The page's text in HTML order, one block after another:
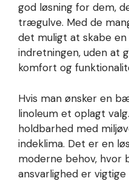
god løsning for dem,
trægulve. Med de
det muligt at skabe
indretningen, uden at
komfort og
Hvis man ønsker en
linoleum et oplagt
holdbarhed med
indeklima. Det er en
moderne behov, hvor
ansvarlighed er